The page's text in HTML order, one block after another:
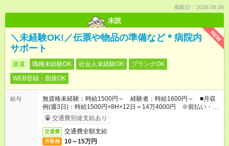
掲載日：2026.08.06
未読
NEW
＼未経験OK!／伝票や物品の準備など＊病院内
サポート
派遣 職種未経験OK 社会人未経験OK
ブランクOK
WEB登録・面接OK
給与
無資格未経験：時給1500円～ 経験者：時給1600円～ ■月収
例(週3日)：時給1500円×8H×12日＝14万4000円 ※前払い・日
払い・週払いOK
交通費別途支給あり
交通費 交通費全額支給
月収例 10～15万円